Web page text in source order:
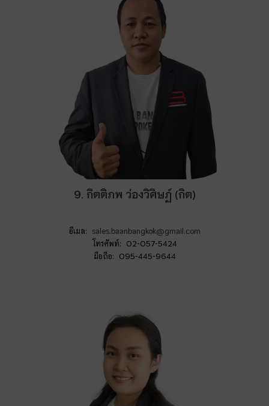
9. กิตติภพ ว่องวิศิษฏ์ (กิต)
อีเมล: sales.baanbangkok@gmail.com
โทรศัพท์: 02-057-5424
มือถือ: 095-445-9644